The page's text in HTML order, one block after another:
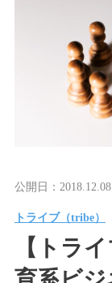
公開日：
トライブ（tribe）
【トラ